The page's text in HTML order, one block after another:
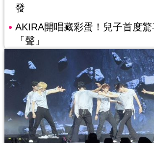
發
AKIRA開唱藏彩蛋！兒子首度
「聲」